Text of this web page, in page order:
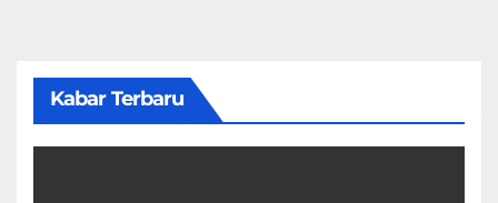
Kabar Terbaru